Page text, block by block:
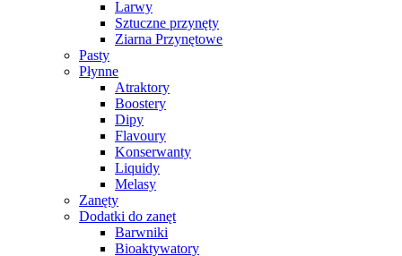
Larwy
Sztuczne przynęty
Ziarna Przynętowe
Pasty
Płynne
Atraktory
Boostery
Dipy
Flavoury
Konserwanty
Liquidy
Melasy
Zanęty
Dodatki do zanęt
Barwniki
Bioaktywatory